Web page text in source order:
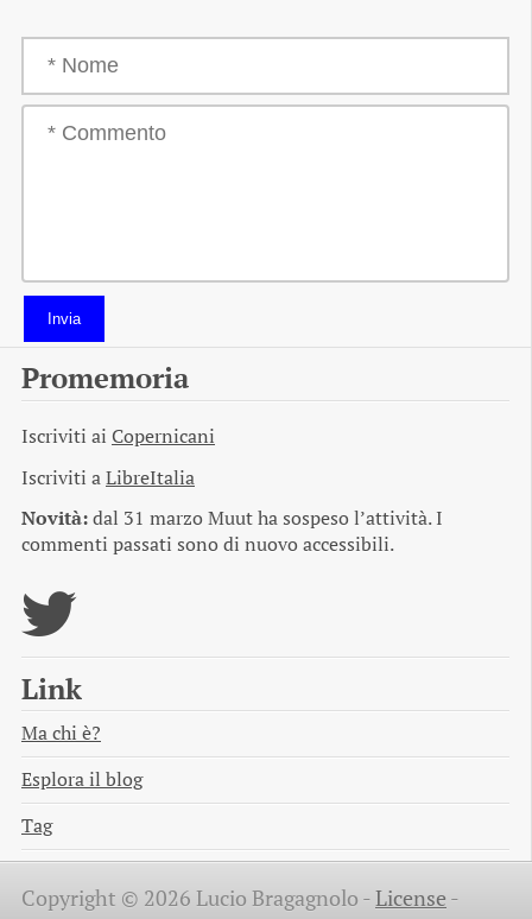
Invia
Promemoria
Iscriviti ai Copernicani
Iscriviti aLibreItalia
Novità:dal 31 marzo Muut ha sospeso l’attività. I
commenti passati sono di nuovo accessibili.
Link
Ma chi è?
Esplora il blog
Tag
Copyright © 2026 Lucio Bragagnolo -License -